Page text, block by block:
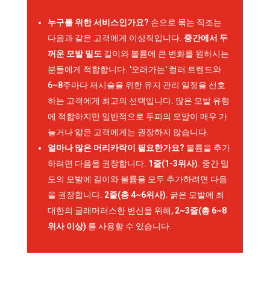
누구를 위한 서비스인가요? 손으로 묶는 직조는
다음과 같은 고객에게 이상적입니다. 중간에서 두
꺼운 모발 밀도 길이와 볼륨에 큰 변화를 원하시는
분들에게 적합합니다. '오래가는' 컬러 트렌드와
6~8주마다 재시술을 위한 유지 관리 일정을 선호
하는 고객에게 최고의 선택입니다. 많은 모발 유형
에 적합하지만 일반적으로 두피의 모발이 매우 가
늘거나 얇은 고객에게는 권장하지 않습니다.
얼마나 많은 머리카락이 필요한가요? 볼륨을 추가
하려면 다음을 권장합니다. 1줄(1-3위사). 중간 밀
도의 모발에 길이와 볼륨을 모두 추가하려면 다음
을 권장합니다. 2줄(총 4~6위사). 굵은 모발에 최
대한의 글래머러스한 변신을 위해, 2~3줄(총 6~8
위사 이상) 를 사용할 수 있습니다.